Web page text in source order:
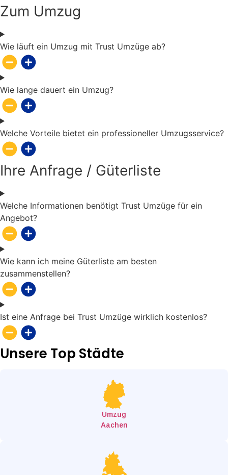
Zum Umzug
Wie läuft ein Umzug mit Trust Umzüge ab?
Wie lange dauert ein Umzug?
Welche Vorteile bietet ein professioneller Umzugsservice?
Ihre Anfrage / Güterliste
Welche Informationen benötigt Trust Umzüge für ein
Angebot?
Wie kann ich meine Güterliste am besten
zusammenstellen?
Ist eine Anfrage bei Trust Umzüge wirklich kostenlos?
Unsere Top Städte
Umzug
Aachen